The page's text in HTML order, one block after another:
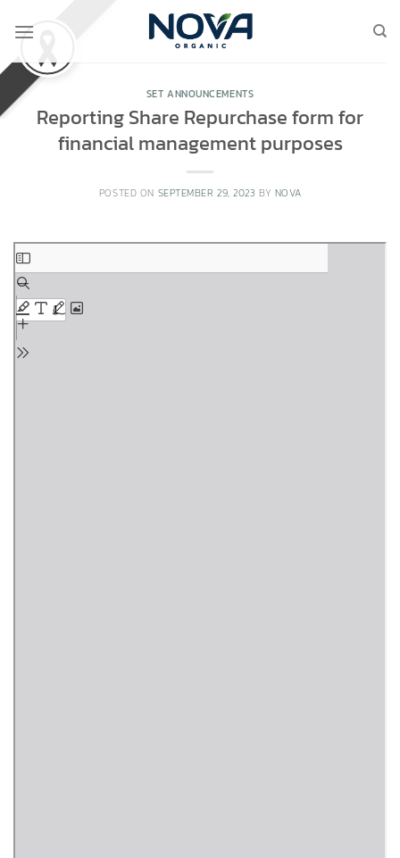
SET ANNOUNCEMENTS
Reporting Share Repurchase form for
financial management purposes
POSTED ON SEPTEMBER 29, 2023 BY NOVA
Skip
to
PDF
content